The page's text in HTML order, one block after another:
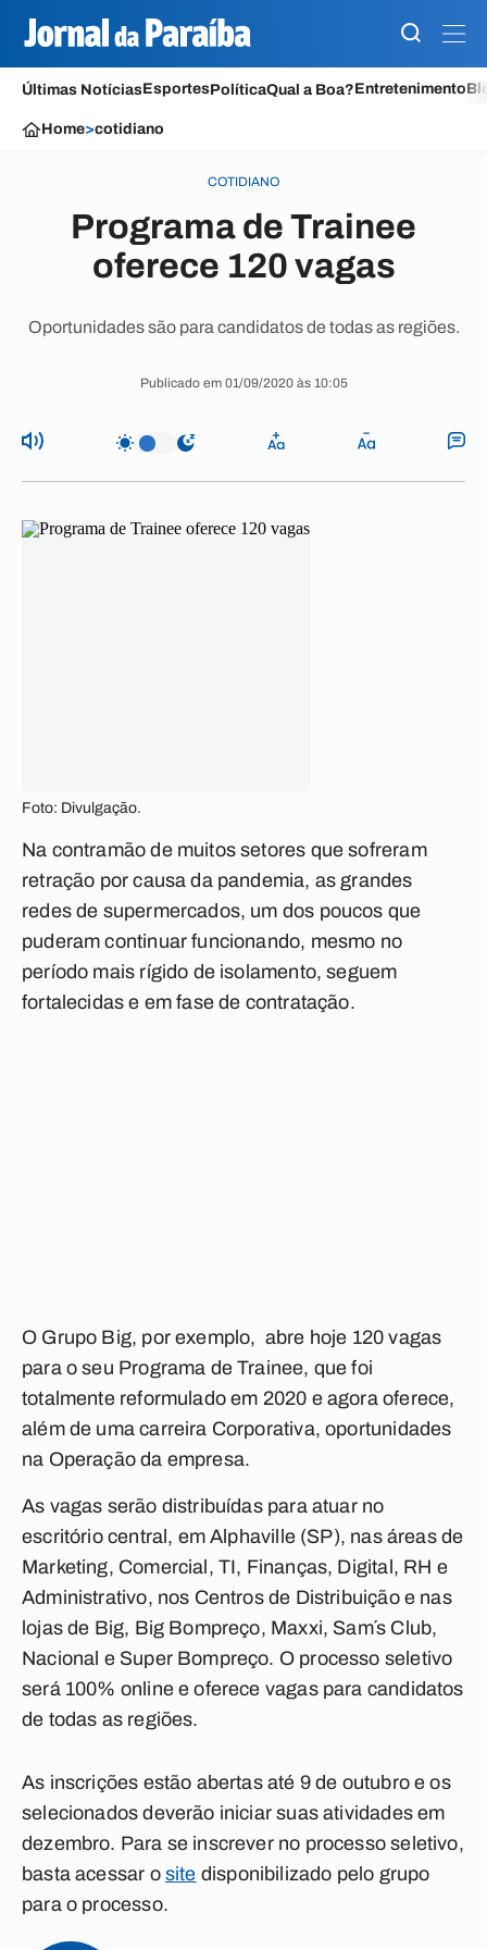
Últimas NotíciasEsportesPolíticaQual a Boa?Entretenimento
Home>cotidiano
COTIDIANO
Programa de Trainee
oferece 120 vagas
Oportunidades são para candidatos de todas as regiões.
Publicado em 01/09/2020 às 10:05
Foto: Divulgação.
Na contramão de muitos setores que sofreram
retração por causa da pandemia, as grandes
redes de supermercados, um dos poucos que
puderam continuar funcionando, mesmo no
período mais rígido de isolamento, seguem
fortalecidas e em fase de contratação.
O Grupo Big, por exemplo, abre hoje 120 vagas
para o seu Programa de Trainee, que foi
totalmente reformulado em 2020 e agora oferece,
além de uma carreira Corporativa, oportunidades
na Operação da empresa.
As vagas serão distribuídas para atuar no
escritório central, em Alphaville (SP), nas áreas de
Marketing, Comercial, TI, Finanças, Digital, RH e
Administrativo, nos Centros de Distribuição e nas
lojas de Big, Big Bompreço, Maxxi, Sam´s Club,
Nacional e Super Bompreço. O processo seletivo
será 100% online e oferece vagas para candidatos
de todas as regiões.
As inscrições estão abertas até 9 de outubro e os
selecionados deverão iniciar suas atividades em
dezembro. Para se inscrever no processo seletivo,
basta acessar o site disponibilizado pelo grupo
para o processo.